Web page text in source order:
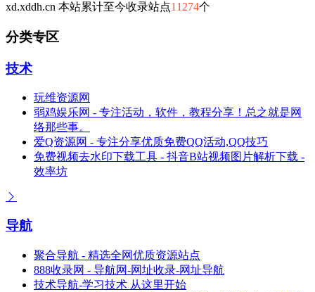
xd.xddh.cn 本站累计至今收录站点11274个
分类专区
技术
玩维资源网
弱鸡娱乐网 - 专注活动，软件，教程分享！总之就是网
络那些事。
爱Q资源网 - 专注分享优质免费QQ活动,QQ技巧
免费视频去水印下载工具 - 抖音B站视频图片解析下载 -
效率坊
导航
聚合导航 - 精选全网优质资源站点
888收录网 - 导航网-网址收录-网址导航
技术导航-学习技术 从这里开始